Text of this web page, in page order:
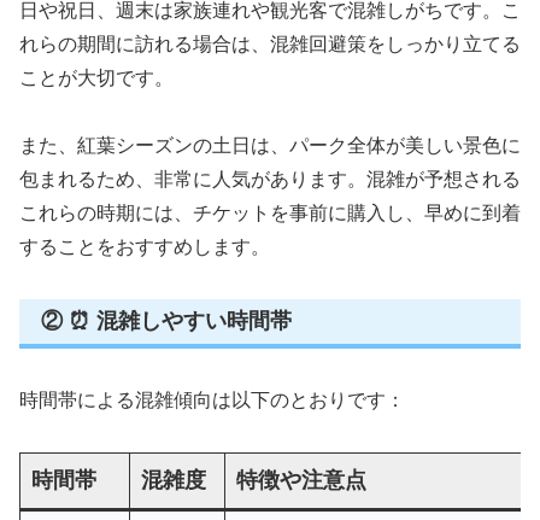
日や祝日、週末は家族連れや観光客で混雑しがちです。こ
れらの期間に訪れる場合は、混雑回避策をしっかり立てる
ことが大切です。
また、紅葉シーズンの土日は、パーク全体が美しい景色に
包まれるため、非常に人気があります。混雑が予想される
これらの時期には、チケットを事前に購入し、早めに到着
することをおすすめします。
② ⏰ 混雑しやすい時間帯
時間帯による混雑傾向は以下のとおりです：
時間帯 混雑度 特徴や注意点